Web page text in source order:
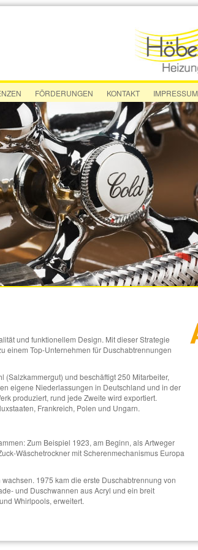
FÖRDERUNGEN KONTAKT IMPRESSUM
und funktionellem Design. Mit dieser Strategie
einem Top-Unternehmen für Duschabtrennungen
(Salzkammergut) und beschäftigt 250 Mitarbeiter,
eigene Niederlassungen in Deutschland und in der
produziert, rund jede Zweite wird exportiert.
Frankreich, Polen und Ungarn.
Zum Beispiel 1923, am Beginn, als Artweger
Wäschetrockner mit Scherenmechanismus Europa
1975 kam die erste Duschabtrennung von
und Duschwannen aus Acryl und ein breit
Whirlpools, erweitert.